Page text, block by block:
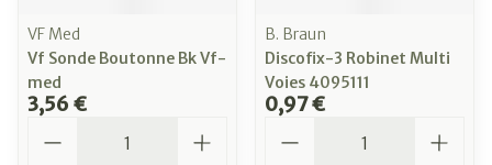
VF Med
Vf Sonde Boutonne Bk Vf-
med
3,56 €
B. Braun
Discofix-3 Robinet Multi
Voies 4095111
0,97 €